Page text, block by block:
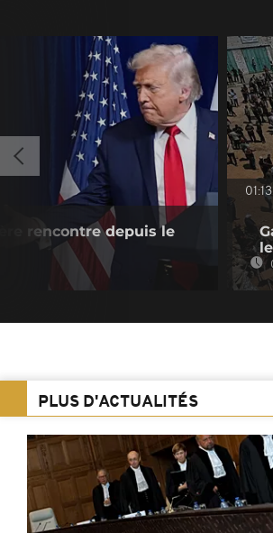
rencontre depuis le
01:13
PLUS D'ACTUALITÉS